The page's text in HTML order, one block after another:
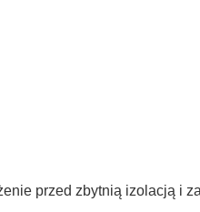
przed zbytnią izolacją i